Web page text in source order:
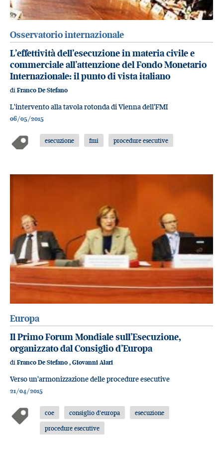
Osservatorio internazionale
L’effettività dell’esecuzione in materia civile e
commerciale all’attenzione del Fondo Monetario
Internazionale: il punto di vista italiano
di Franco De Stefano
L'intervento alla tavola rotonda di Vienna dell'FMI
06/05/2015
esecuzione fmi procedure esecutive
Europa
Il Primo Forum Mondiale sull’Esecuzione,
organizzato dal Consiglio d’Europa
di Franco De Stefano , Giovanni Alari
Verso un'armonizzazione delle procedure esecutive
21/04/2015
coe consiglio d'europa
esecuzione
procedure esecutive